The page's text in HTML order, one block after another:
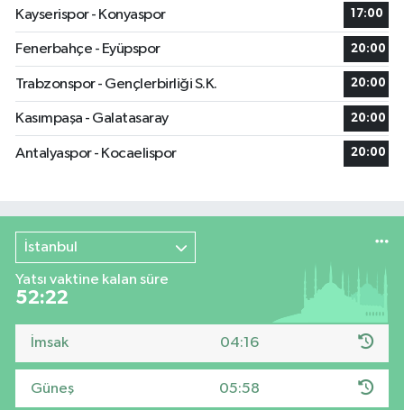
Kayserispor - Konyaspor
17:00
Fenerbahçe - Eyüpspor 20:00
Trabzonspor - Gençlerbirliği S.K. 20:00
Kasımpaşa - Galatasaray 20:00
Antalyaspor - Kocaelispor 20:00
İstanbul
Yatsı vaktine kalan süre
52:22
İmsak 04:16
Güneş 05:58